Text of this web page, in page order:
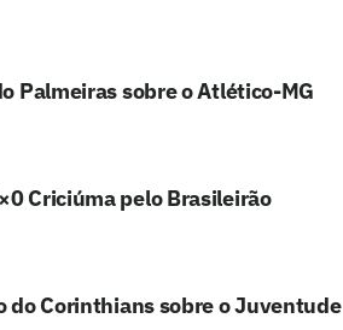
Palmeiras sobre o Atlético-MG
Criciúma pelo Brasileirão
do Corinthians sobre o Juventude